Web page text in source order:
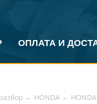
ОПЛАТА И
← HONDA ←